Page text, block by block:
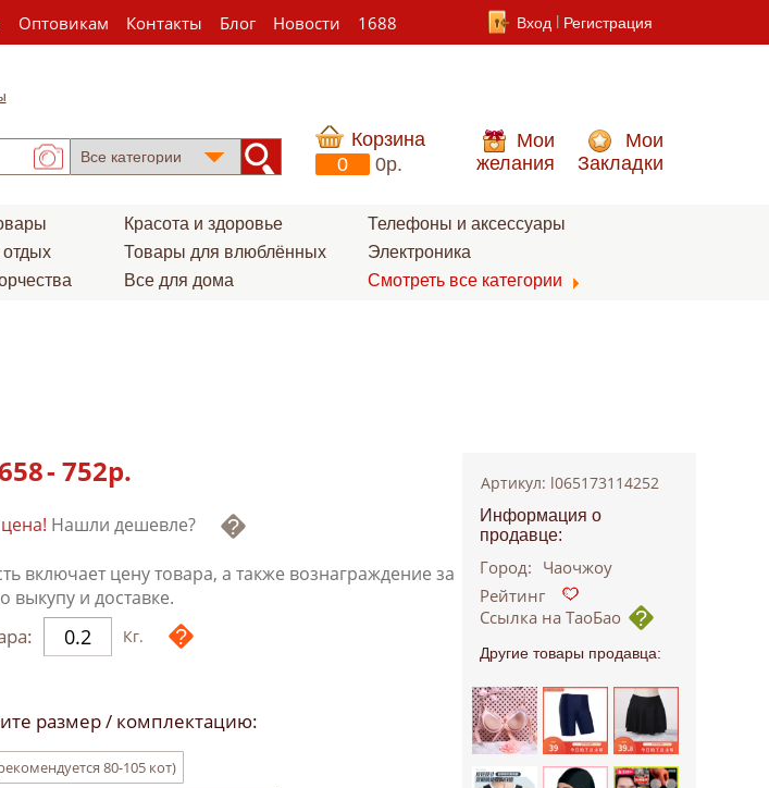
Оптовикам Контакты Блог Новости 1688 Вход Регистрация
Корзина
0
0p.
Мои
желания
Мои
Закладки
отдых
Красота и здоровье
Товары для влюблённых
Все для дома
Телефоны и аксессуары
Электроника
Смотреть все категории
- 752р.
Нашли дешевле?
включает цену товара, а также вознаграждение за
выкупу и доставке.
Кг.
размер / комплектацию:
80-105 кот)
Артикул: l065173114252
Информация о
продавце:
Город: Чаочжоу
Рейтинг
Ссылка на ТаоБао
Другие товары продавца: